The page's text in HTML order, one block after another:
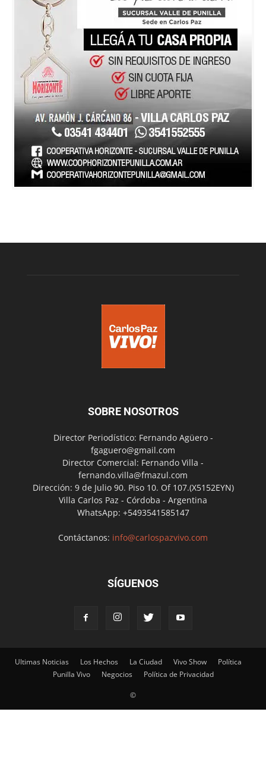
SOBRE NOSOTROS
Director Periodístico: Fernando Agüero -
fgaguero@gmail.com
Director Comercial: Fernando Villa -
fernando.villa@fmazul.com
Dirección: 9 de Julio 90. Piso 10. Of 107.(X5152EYN)
Villa Carlos Paz - Córdoba - Argentina
WhatsApp: +5493541585147
Contáctanos: info@carlospazvivo.com
SÍGUENOS
Ultimas Noticias Los Hechos La Ciudad Vivo Show
Política
Punilla Vivo
Negocios Política de Privacidad
©